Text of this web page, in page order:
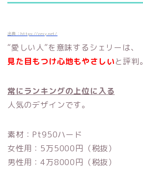
出典：https://zexy.net/
“愛しい人”を意味するシェリーは、
見た目もつけ心地もやさしいと評判。
常にランキングの上位に入る
人気のデザインです。
素材：Pt950ハード
女性用：5万5000円（税抜）
男性用：4万8000円（税抜）